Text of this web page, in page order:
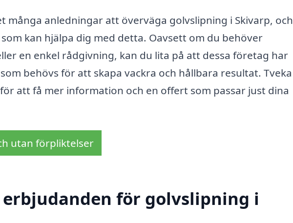
många anledningar att överväga golvslipning i Skivarp, och
kan hjälpa dig med detta. Oavsett om du behöver
en enkel rådgivning, kan du lita på att dessa företag har
behövs för att skapa vackra och hållbara resultat. Tveka
att få mer information och en offert som passar just dina
utan förpliktelser
för golvslipning i